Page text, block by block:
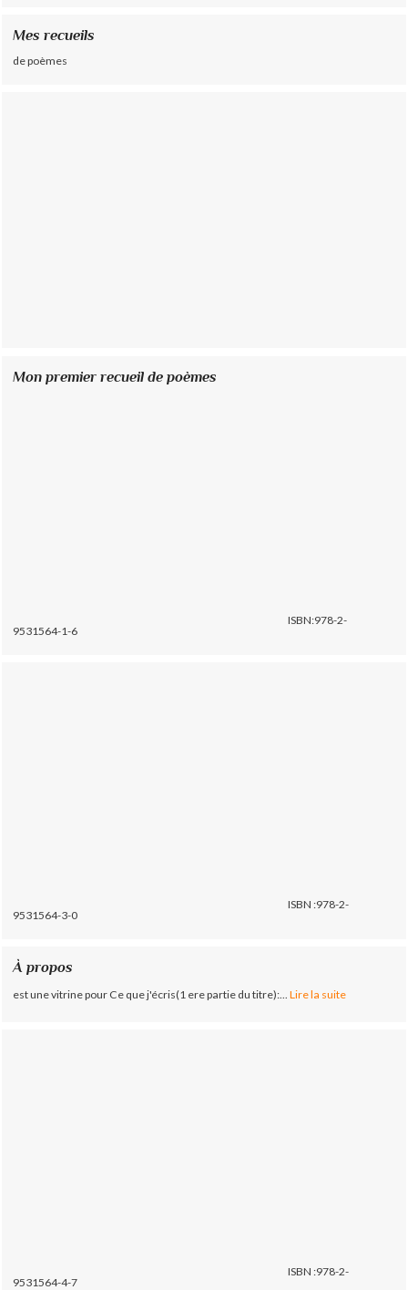
Mes recueils
de poèmes
Mon premier recueil de poèmes
ISBN:978-2-
9531564-1-6
ISBN :978-2-
9531564-3-0
À propos
est une vitrine pour Ce que j'écris(1 ere partie du titre):... Lire la suite
ISBN :978-2-
9531564-4-7